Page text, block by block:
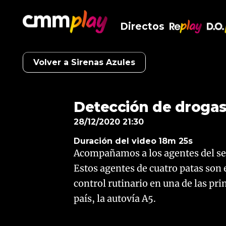
Directos
Volver a Sirenas Azules
Detección de
28/12/2020 21:30
Duración del video 18m 25s
Acompañamos a los agentes del
Estos agentes de cuatro patas
control rutinario en una de las
país, la autovía A5.